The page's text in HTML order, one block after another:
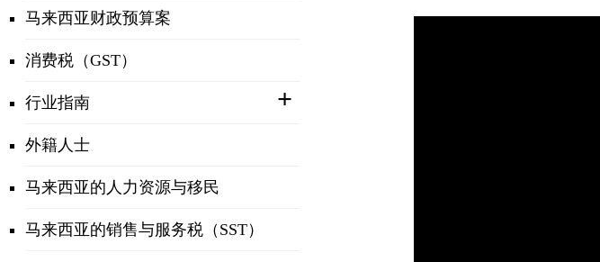
马来西亚财政预算案
消费税（GST）
行业指南
外籍人士
马来西亚的人力资源与移民
马来西亚的销售与服务税（SST）